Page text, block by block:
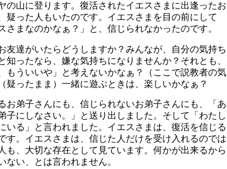
の山に登ります。復活されたイエスさまに出逢ったお
疑った人もいたのです。イエスさまを目の前にして
まなのかなぁ？」と、信じられなかったのです。
友達がいたらどうしますか？みんなが、自分の気持ち
ったなら、嫌な気持ちになりませんか？それとも、
もういいや」と考えないかなぁ？（ここで説教者の気
ったまま）一緒に遊ぶときは、楽しいかなぁ？
お弟子さんにも、信じられないお弟子さんにも、「あ
子にしなさい。」と送り出しました。そして「わたし
いる」と言われました。イエスさまは、復活を信じる
す。イエスさまは、信じた人だけを受け入れるのでは
も、大切な存在として見ています。何かが出来るから
い、とは言われません。